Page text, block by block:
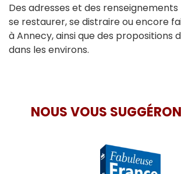
Des adresses et des
se restaurer, se distraire ou encore
à Annecy, ainsi que des propositions
dans les environs.
NOUS VOUS